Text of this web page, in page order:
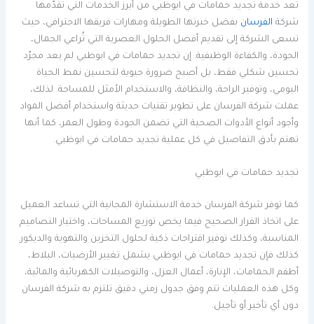
تُعد خدمة تجديد حمامات في ابوظبي من أبرز الخدمات التي تقدّمها
شركة الفرسان بفضل خبرتها الطويلة ومهارات فريقها الاحترافي، حيث
تسعى الشركة إلى تقديم أفضل الحلول العصرية التي تُراعي الجمال،
الجودة، والكفاءة الوظيفية. إن تجديد حمامات في ابوظبي لم يعد مجرّد
تحسين شكلي فقط، بل أصبح ضرورة حيوية لتحسين نمط الحياة
اليومي، وتوفير الراحة، والنظافة، والاستخدام الأمثل للمساحة. لذلك،
عملت شركة الفرسان على تطوير تقنيات حديثة واستخدام أفضل المواد
وأجود أنواع الأدوات الصحية التي تضمن الجودة وطول العمر، كما أنها
تهتم بأدق التفاصيل في كل عملية تجديد حمامات في ابوظبي.
تجديد حمامات في ابوظبي
كما توفر شركة الفرسان خدمة الاستشارة المجانية التي تساعد العميل
على اتخاذ القرار الصحيح فيما يخص توزيع المساحات، واختيار التصاميم
المناسبة، وكذلك توفير اقتراحات ذكية لحلول التخزين والتهوية والديكور.
كذلك فإن تجديد حمامات في ابوظبي يشمل تغيير الأرضيات، البلاط،
أطقم الحمامات، الإنارة، أعمال العزل، والتوصيلات الكهربائية والمائية،
وكل هذه العمليات تتم وفق جدول زمني دقيق تلتزم به شركة الفرسان
دون أي تأخير أو تأجيل.